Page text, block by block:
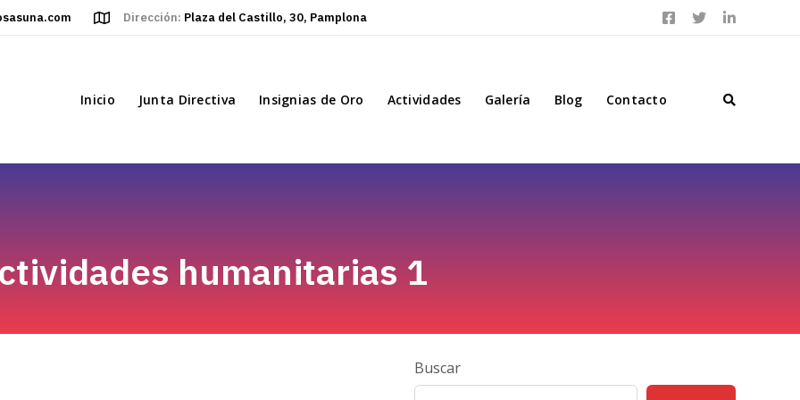
Dirección: Plaza del Castillo, 30, Pamplona
Inicio Junta Directiva Insignias de Oro Actividades Galería Blog Contacto
humanitarias 1
Buscar